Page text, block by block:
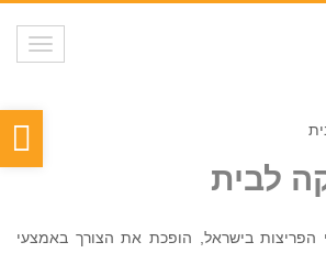
לבית
הפריצות בישראל, הופכת את הצורך באמצעי